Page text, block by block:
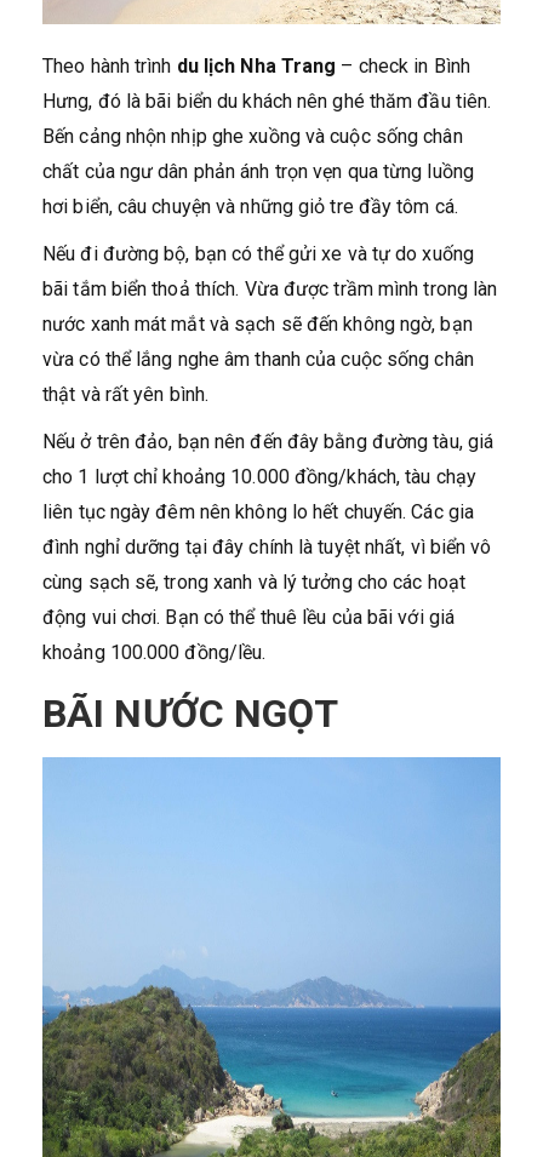
Theo hành trình du lịch Nha Trang – check in Bình
Hưng, đó là bãi biển du khách nên ghé thăm đầu tiên.
Bến cảng nhộn nhịp ghe xuồng và cuộc sống chân
chất của ngư dân phản ánh trọn vẹn qua từng luồng
hơi biển, câu chuyện và những giỏ tre đầy tôm cá.
Nếu đi đường bộ, bạn có thể gửi xe và tự do xuống
bãi tắm biển thoả thích. Vừa được trầm mình trong làn
nước xanh mát mắt và sạch sẽ đến không ngờ, bạn
vừa có thể lắng nghe âm thanh của cuộc sống chân
thật và rất yên bình.
Nếu ở trên đảo, bạn nên đến đây bằng đường tàu, giá
cho 1 lượt chỉ khoảng 10.000 đồng/khách, tàu chạy
liên tục ngày đêm nên không lo hết chuyến. Các gia
đình nghỉ dưỡng tại đây chính là tuyệt nhất, vì biển vô
cùng sạch sẽ, trong xanh và lý tưởng cho các hoạt
động vui chơi. Bạn có thể thuê lều của bãi với giá
khoảng 100.000 đồng/lều.
BÃI NƯỚC NGỌT